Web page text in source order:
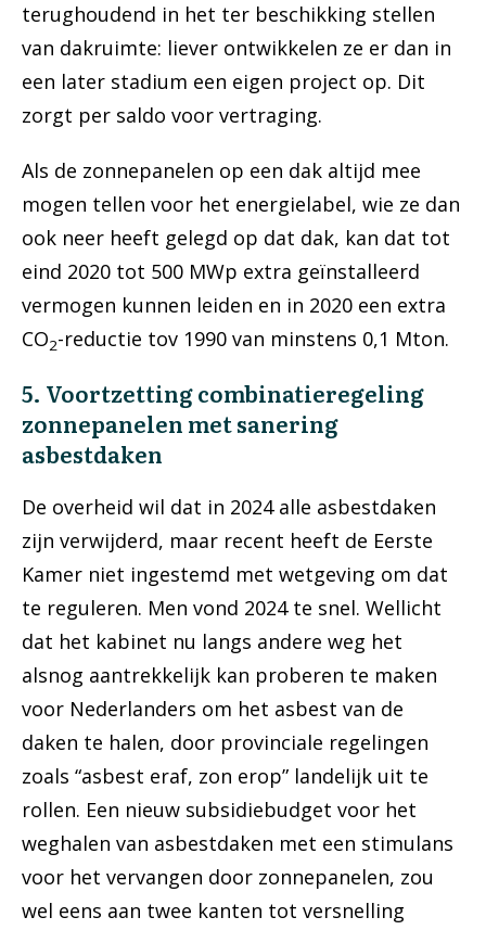
terughoudend in het ter beschikking stellen
van dakruimte: liever ontwikkelen ze er dan in
een later stadium een eigen project op. Dit
zorgt per saldo voor vertraging.
Als de zonnepanelen op een dak altijd mee
mogen tellen voor het energielabel, wie ze dan
ook neer heeft gelegd op dat dak, kan dat tot
eind 2020 tot 500 MWp extra geïnstalleerd
vermogen kunnen leiden en in 2020 een extra
CO2-reductie tov 1990 van minstens 0,1 Mton.
5. Voortzetting combinatieregeling
zonnepanelen met sanering
asbestdaken
De overheid wil dat in 2024 alle asbestdaken
zijn verwijderd, maar recent heeft de Eerste
Kamer niet ingestemd met wetgeving om dat
te reguleren. Men vond 2024 te snel. Wellicht
dat het kabinet nu langs andere weg het
alsnog aantrekkelijk kan proberen te maken
voor Nederlanders om het asbest van de
daken te halen, door provinciale regelingen
zoals “asbest eraf, zon erop” landelijk uit te
rollen. Een nieuw subsidiebudget voor het
weghalen van asbestdaken met een stimulans
voor het vervangen door zonnepanelen, zou
wel eens aan twee kanten tot versnelling